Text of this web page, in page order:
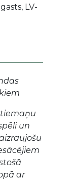
LV-
un
ar